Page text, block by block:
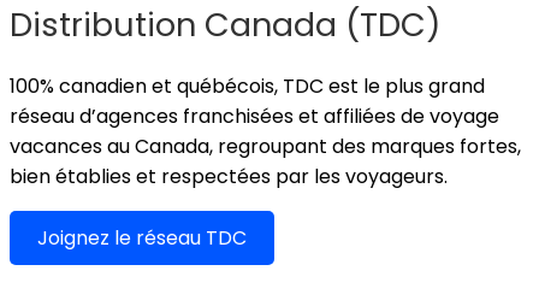
Distribution Canada (TDC)
100% canadien et québécois, TDC est le plus grand
réseau d’agences franchisées et affiliées de voyage
vacances au Canada, regroupant des marques fortes,
bien établies et respectées par les voyageurs.
Joignez le réseau TDC